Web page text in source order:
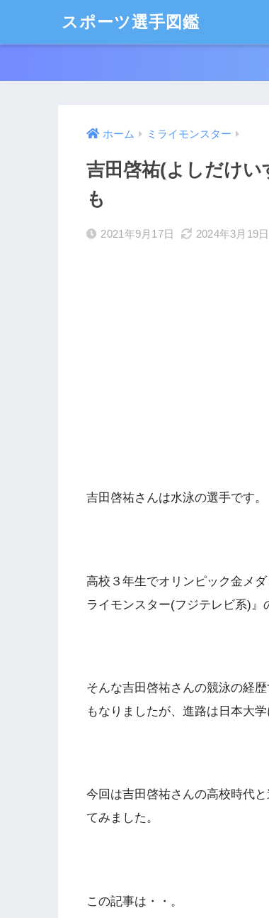
スポーツ選手図鑑
ホーム ミライモンスター
吉田啓祐(よしだけ
も
2021年9月17日 2024年3月19日
吉田啓祐さんは水泳の選手です。
高校３年生でオリンピック金メ
ライモンスター(フジテレビ系)』
そんな吉田啓祐さんの競泳の経
もなりましたが、進路は日本大学
今回は吉田啓祐さんの高校時代
てみました。
この記事は・・。